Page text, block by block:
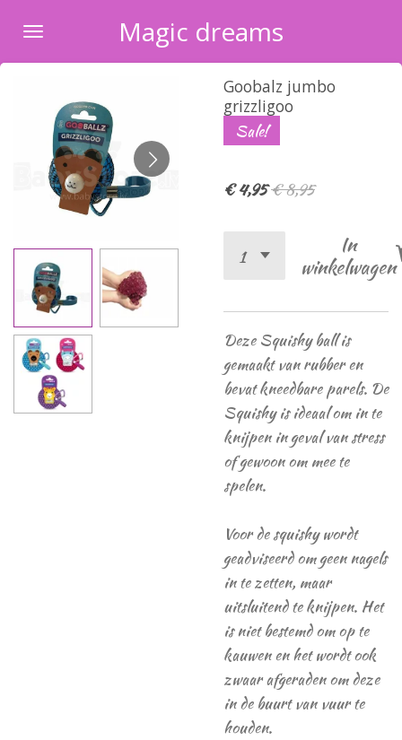
naar
hoofdinhoud
Magic dreams
Goobalz jumbo
grizzligoo
Sale!
€ 4,95€ 8,95
In
winkelwagen
Deze Squishy ball is
gemaakt van rubber en
bevat kneedbare parels. De
Squishy is ideaal om in te
knijpen in geval van stress
of gewoon om mee te
spelen.
Voor de squishy wordt
geadviseerd om geen nagels
in te zetten, maar
uitsluitend te knijpen. Het
is niet bestemd om op te
kauwen en het wordt ook
zwaar afgeraden om deze
in de buurt van vuur te
houden.